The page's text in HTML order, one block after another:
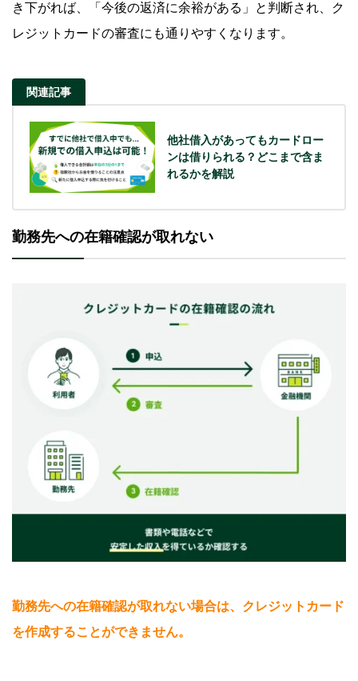
き下がれば、「今後の返済に余裕がある」と判断され、ク
レジットカードの審査にも通りやすくなります。
関連記事
他社借入があってもカードロー
ンは借りられる？どこまで含ま
れるかを解説
勤務先への在籍確認が取れない
勤務先への在籍確認が取れない場合は、クレジットカード
を作成することができません。